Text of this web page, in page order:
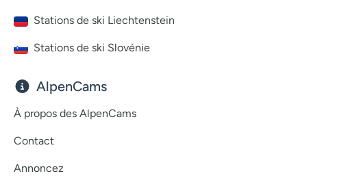
Stations de ski Liechtenstein
Stations de ski Slovénie
AlpenCams
À propos des AlpenCams
Contact
Annoncez